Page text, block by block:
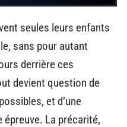
seules leurs enfants
sans pour autant
derrière ces
devient question de
et d’une
épreuve. La précarité,